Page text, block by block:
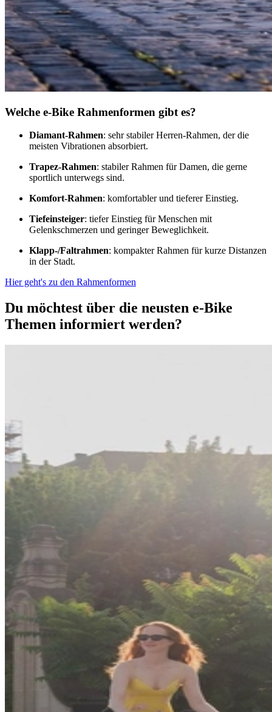
Welche e-Bike Rahmenformen gibt es?​
Diamant-Rahmen: sehr stabiler Herren-Rahmen, der die
meisten Vibrationen absorbiert.
Trapez-Rahmen: stabiler Rahmen für Damen, die gerne
sportlich unterwegs sind.
Komfort-Rahmen: komfortabler und tieferer Einstieg.
Tiefeinsteiger: tiefer Einstieg für Menschen mit
Gelenkschmerzen und geringer Beweglichkeit.
Klapp-/Faltrahmen: kompakter Rahmen für kurze Distanzen
in der Stadt.
Hier geht's zu den Rahmenformen
Du möchtest über die neusten e-Bike
Themen informiert werden?